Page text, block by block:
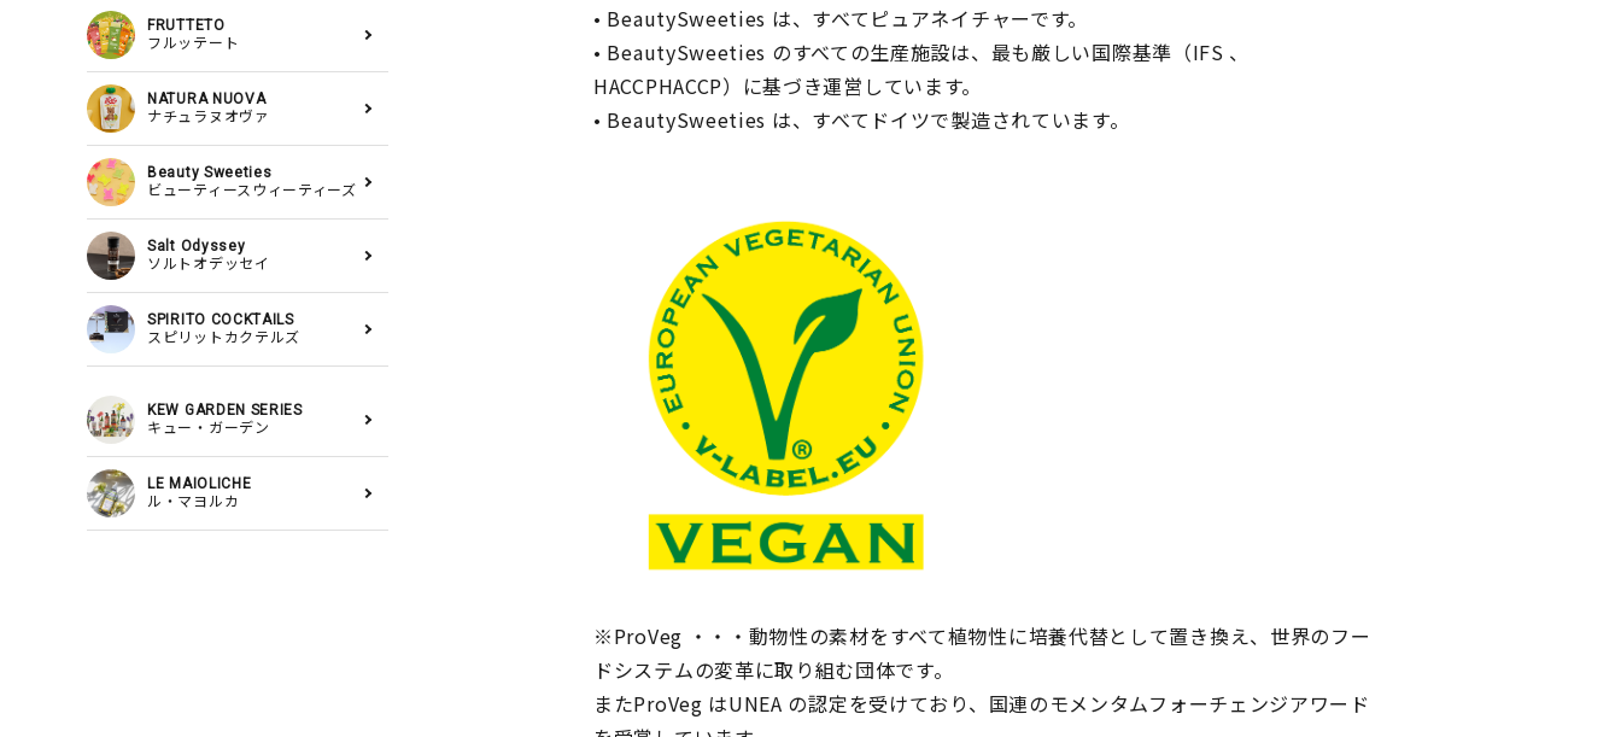
FRUTTETO
フルッテート
NATURA NUOVA
ナチュラヌオヴァ
Beauty Sweeties
ビューティースウィーティーズ
Salt Odyssey
ソルトオデッセイ
SPIRITO COCKTAILS
スピリットカクテルズ
KEW GARDEN SERIES
キュー・ガーデン
LE MAIOLICHE
ル・マヨルカ
• BeautySweeties は、すべてピュアネイチャーです。
• BeautySweeties のすべての生産施設は、最も厳しい国際基準（IFS 、
HACCPHACCP）に基づき運営しています。
• BeautySweeties は、すべてドイツで製造されています。
※ProVeg ・・・動物性の素材をすべて植物性に培養代替として置き換え、世界のフー
ドシステムの変革に取り組む団体です。
またProVeg はUNEA の認定を受けており、国連のモメンタムフォーチェンジアワード